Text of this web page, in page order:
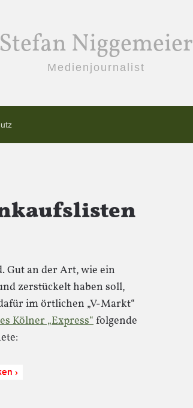
Stefan Niggemeier
Medienjournalist
Gut an der Art, wie ein
zerstückelt haben soll,
im örtlichen „V-Markt“
Kölner „Express“folgende